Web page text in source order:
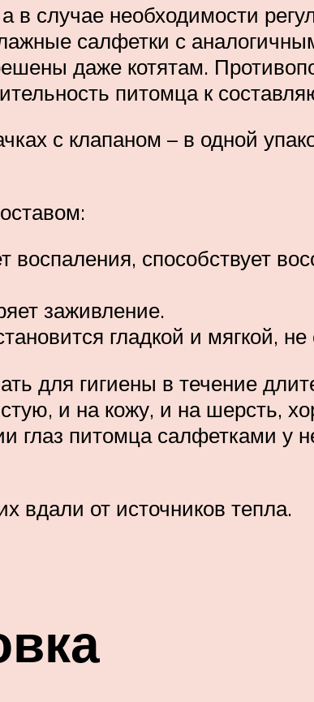
в случае необходимости
салфетки с
даже котятам.
питомца к
с клапаном – в одной
воспаления, способствует
заживление.
гладкой и мягкой, не
для гигиены в течение
и на кожу, и на шерсть,
глаз питомца салфетками у
вдали от источников тепла.